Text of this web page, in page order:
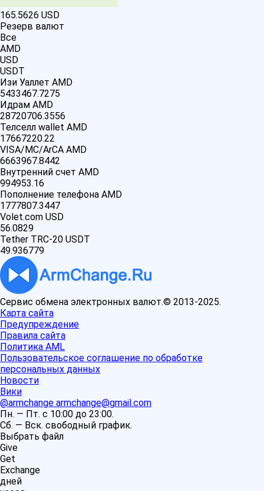
165.5626 USD
Резерв валют
Все
AMD
USD
USDT
Изи Уаллет AMD
5433467.7275
Идрам AMD
28720706.3556
Телселл wallet AMD
17667220.22
VISA/MC/ArCA AMD
6663967.8442
Внутренний счет AMD
994953.16
Пополнение телефона AMD
1777807.3447
Volet.com USD
56.0829
Tether TRC-20 USDT
49.936779
Сервис обмена электронных валют.© 2013-2025.
Карта сайта
Предупреждение
Правила сайта
Политика AML
Пользовательское соглашение по обработке
персональных данных
Новости
Вики
@armchange armchange@gmail.com
Пн. — Пт. с 10:00 до 23:00.
Сб. — Вск. свободный график.
Выбрать файл
Give
Get
Exchange
дней